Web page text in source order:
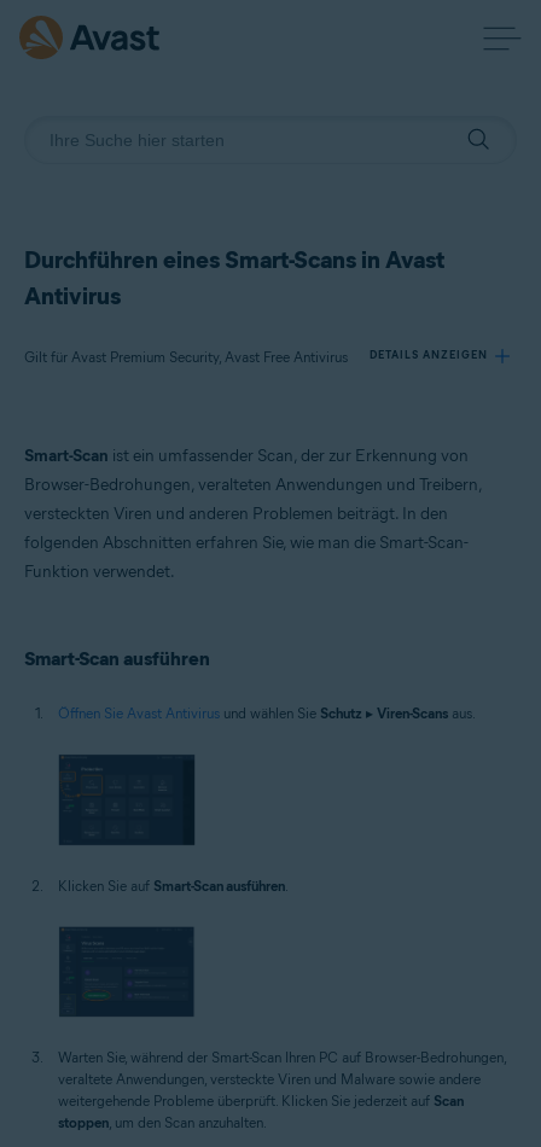
Durchführen eines Smart-Scans in Avast
Antivirus
Gilt für Avast Premium Security, Avast Free Antivirus DETAILS ANZEIGEN
Produkte:
Avast Premium Security
Betriebssysteme:
Smart-Scan ist ein umfassender Scan, der zur Erkennung von
Browser-Bedrohungen, veralteten Anwendungen und Treibern,
versteckten Viren und anderen Problemen beiträgt. In den
folgenden Abschnitten erfahren Sie, wie man die Smart-Scan-
Funktion verwendet.
Smart-Scan ausführen
Öffnen Sie Avast Antivirus und wählen Sie Schutz ▸ Viren-Scans aus.
Klicken Sie auf Smart-Scan ausführen.
Warten Sie, während der Smart-Scan Ihren PC auf Browser-Bedrohungen,
veraltete Anwendungen, versteckte Viren und Malware sowie andere
weitergehende Probleme überprüft. Klicken Sie jederzeit auf Scan
stoppen, um den Scan anzuhalten.